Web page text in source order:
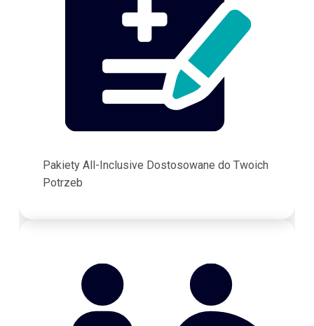
Pakiety All-Inclusive Dostosowane do Twoich
Potrzeb